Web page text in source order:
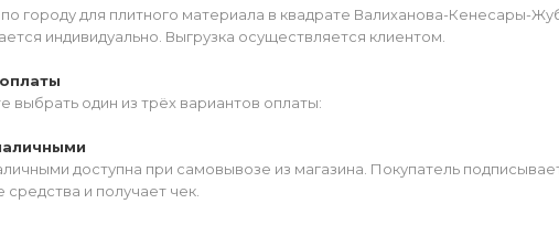
городу для плитного материала в квадрате Валиханова-Кенесары-
индивидуально. Выгрузка осуществляется клиентом.
выбрать один из трёх вариантов оплаты:
доступна при самовывозе из магазина. Покупатель
и получает чек.